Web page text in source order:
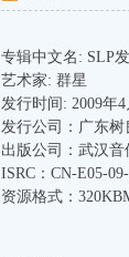
专辑中文名: SLP
艺术家: 群星
发行时间: 2009年4
发行公司：广东树
出版公司：武汉音
ISRC：CN-E05-
资源格式：